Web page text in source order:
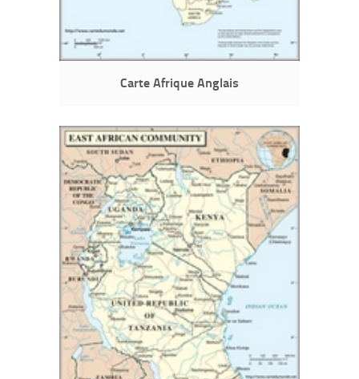
Carte Afrique Anglais